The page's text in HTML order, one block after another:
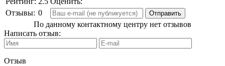
Отзывы: 0
По данному контактному центру нет отзывов
Написать отзыв:
Отзыв